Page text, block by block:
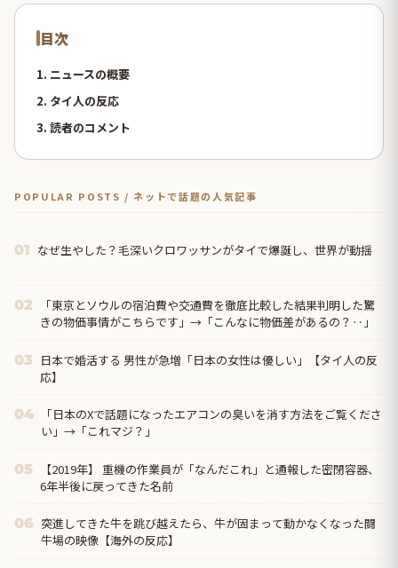
目次
1. ニュースの概要
2. タイ人の反応
3. 読者のコメント
POPULAR POSTS / ネットで話題の人気記事
01 なぜ生やした？毛深いクロワッサンがタイで爆誕し、世界が動揺
02
「東京とソウルの宿泊費や交通費を徹底比較した結果判明した驚
きの物価事情がこちらです」→「こんなに物価差があるの？‥」
03
日本で婚活する 男性が急増「日本の女性は優しい」【タイ人の反
応】
04
「日本のXで話題になったエアコンの臭いを消す方法をご覧くださ
い」→「これマジ？」
05
【2019年】 重機の作業員が「なんだこれ」と通報した密閉容器、
6年半後に戻ってきた名前
06 突進してきた牛を跳び越えたら、牛が固まって動かなくなった闘
牛場の映像【海外の反応】